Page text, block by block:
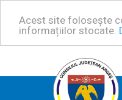
Acest site folosește
informațiilor stocate.